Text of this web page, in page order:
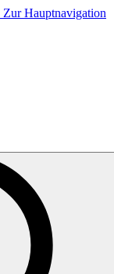
Zur Hauptnavigation